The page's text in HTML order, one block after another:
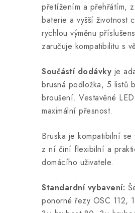
přetížením a přehřátím,
baterie a vyšší životnost
rychlou výměnu
zaručuje kompatibilitu s
Součástí dodávky je
brusná podložka, 5 listů
broušení. Vestavěné
maximální přesnost.
Bruska je kompatibilní se
z ní činí flexibilní a
domácího uživatele.
Standardní vybavení:
ponorné řezy OSC 112,